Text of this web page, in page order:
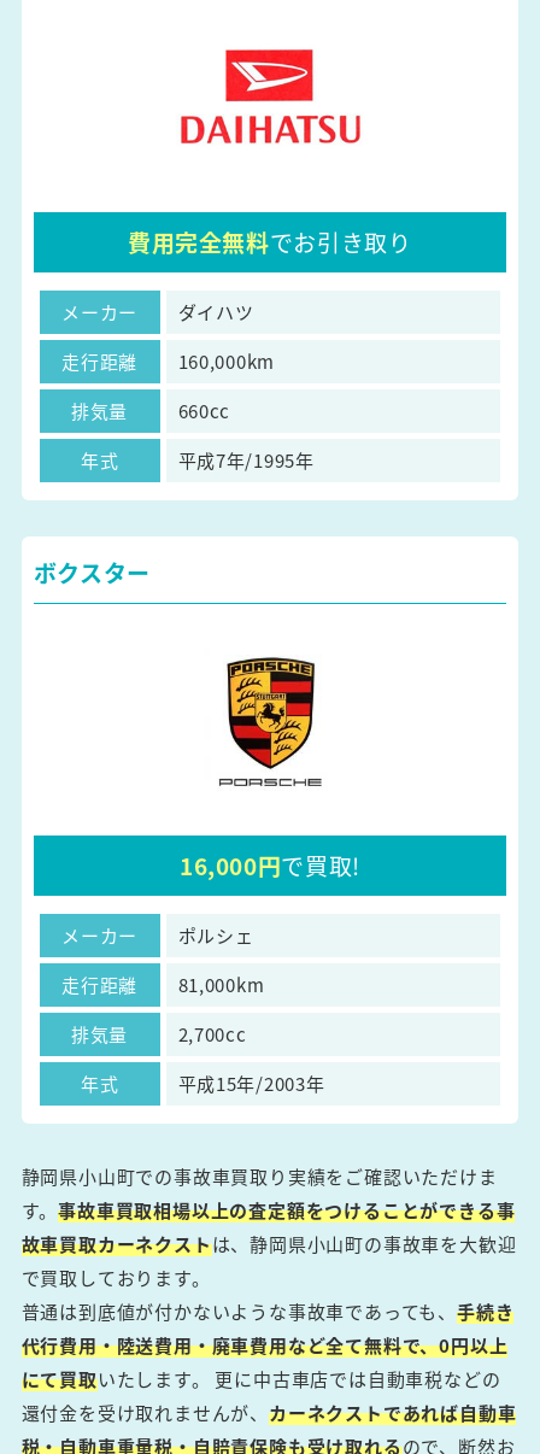
費用完全無料でお引き取り
メーカー
ダイハツ
走行距離
160,000km
排気量
660cc
年式
平成7年/1995年
ボクスター
16,000円で買取!
メーカー
ポルシェ
走行距離
81,000km
排気量
2,700cc
年式
平成15年/2003年
静岡県小山町での事故車買取り実績をご確認いただけま
す。事故車買取相場以上の査定額をつけることができる事
故車買取カーネクストは、静岡県小山町の事故車を大歓迎
で買取しております。
普通は到底値が付かないような事故車であっても、手続き
代行費用・陸送費用・廃車費用など全て無料で、0円以上
にて買取いたします。 更に中古車店では自動車税などの
還付金を受け取れませんが、カーネクストであれば自動車
税・自動車重量税・自賠責保険も受け取れるので、断然お